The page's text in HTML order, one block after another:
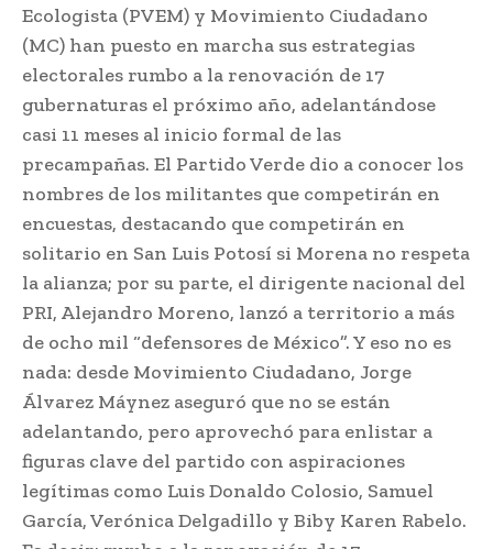
Ecologista (PVEM) y Movimiento Ciudadano
(MC) han puesto en marcha sus estrategias
electorales rumbo a la renovación de 17
gubernaturas el próximo año, adelantándose
casi 11 meses al inicio formal de las
precampañas. El Partido Verde dio a conocer los
nombres de los militantes que competirán en
encuestas, destacando que competirán en
solitario en San Luis Potosí si Morena no respeta
la alianza; por su parte, el dirigente nacional del
PRI, Alejandro Moreno, lanzó a territorio a más
de ocho mil “defensores de México”. Y eso no es
nada: desde Movimiento Ciudadano, Jorge
Álvarez Máynez aseguró que no se están
adelantando, pero aprovechó para enlistar a
figuras clave del partido con aspiraciones
legítimas como Luis Donaldo Colosio, Samuel
García, Verónica Delgadillo y Biby Karen Rabelo.